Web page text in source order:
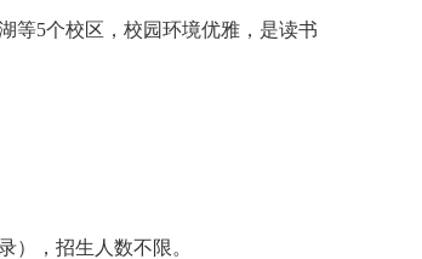
等5个校区，校园环境优雅，是读书
），招生人数不限。